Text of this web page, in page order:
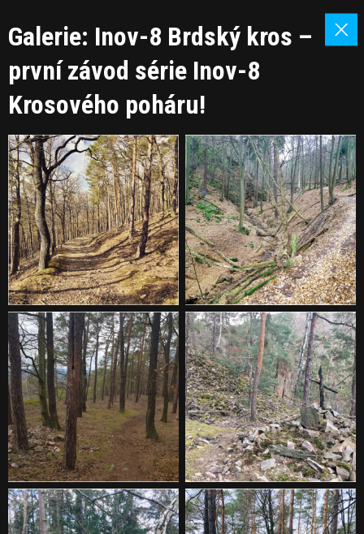
Galerie: Inov-8 Brdský kros –
první závod série Inov-8
Krosového poháru!